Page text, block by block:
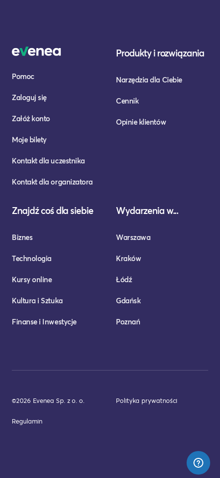
Pomoc
Zaloguj się
Załóż konto
Moje bilety
Kontakt dla uczestnika
Kontakt dla organizatora
Produkty i rozwiązania
Narzędzia dla Ciebie
Cennik
Opinie klientów
Znajdź coś dla siebie
Biznes
Technologia
Kursy online
Kultura i Sztuka
Finanse i Inwestycje
Wydarzenia w...
Warszawa
Kraków
Łódź
Gdańsk
Poznań
©2026 Evenea Sp. z o. o. Polityka prywatności
Regulamin